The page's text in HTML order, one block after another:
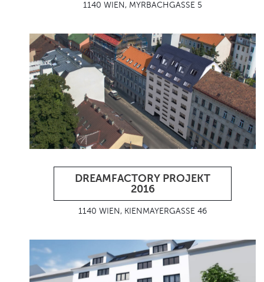
1140 WIEN, MYRBACHGASSE 5
DREAMFACTORY PROJEKT
2016
1140 WIEN, KIENMAYERGASSE 46